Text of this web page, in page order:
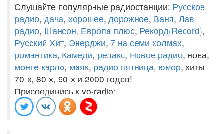
Слушайте популярные радиостанции: Русское
радио, дача, хорошее, дорожное, Ваня, Лав
радио, Шансон, Европа плюс, Рекорд(Record),
Русский Хит, Энерджи, 7 на семи холмах,
романтика, Камеди, релакс, Новое радио, нова,
монте карло, маяк, радио пятница, юмор, хиты
70-х, 80-х, 90-х и 2000 годов!
Присоединись к vo-radio: